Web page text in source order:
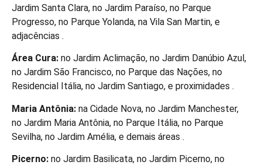
Jardim Santa Clara, no Jardim Paraíso, no Parque
Progresso, no Parque Yolanda, na Vila San Martin, e
adjacências .
Área Cura: no Jardim Aclimação, no Jardim Danúbio Azul,
no Jardim São Francisco, no Parque das Nações, no
Residencial Itália, no Jardim Santiago, e proximidades .
Maria Antônia: na Cidade Nova, no Jardim Manchester,
no Jardim Maria Antônia, no Parque Itália, no Parque
Sevilha, no Jardim Amélia, e demais áreas .
Picerno: no Jardim Basilicata, no Jardim Picerno, no